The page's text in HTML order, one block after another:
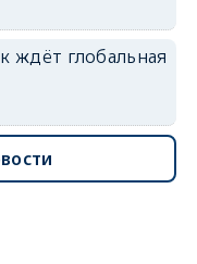
ждёт глобальная